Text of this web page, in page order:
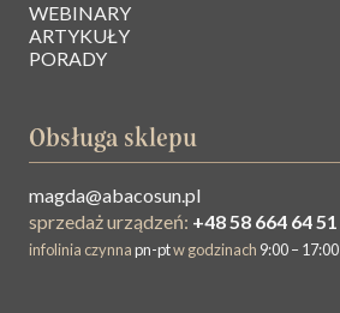
WEBINARY
ARTYKUŁY
PORADY
Obsługa sklepu
magda@abacosun.pl
sprzedaż urządzeń: +48 58 664 64 51
infolinia czynnapn-ptw godzinach 9:00 – 17:00